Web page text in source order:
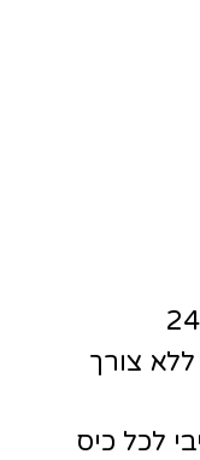
צורך
לכל כיס